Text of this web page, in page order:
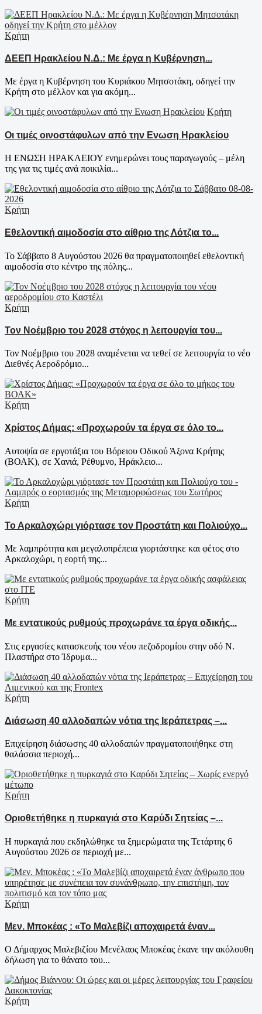
Κρήτη
ΔΕΕΠ Ηρακλείου Ν.Δ.: Με έργα η Κυβέρνηση...
Με έργα η Κυβέρνηση του Κυριάκου Μητσοτάκη, οδηγεί την
Κρήτη στο μέλλον και για ακόμη...
Κρήτη
Οι τιμές οινοστάφυλων από την Ενωση Ηρακλείου
Η ΕΝΩΣΗ ΗΡΑΚΛΕΙΟΥ ενημερώνει τους παραγωγούς – μέλη
της για τις τιμές ανά ποικιλία...
Κρήτη
Εθελοντική αιμοδοσία στο αίθριο της Λότζια το...
Το Σάββατο 8 Αυγούστου 2026 θα πραγματοποιηθεί εθελοντική
αιμοδοσία στο κέντρο της πόλης...
Κρήτη
Τον Νοέμβριο του 2028 στόχος η λειτουργία του...
Τον Νοέμβριο του 2028 αναμένεται να τεθεί σε λειτουργία το νέο
Διεθνές Αεροδρόμιο...
Κρήτη
Χρίστος Δήμας: «Προχωρούν τα έργα σε όλο το...
Αυτοψία σε εργοτάξια του Βόρειου Οδικού Άξονα Κρήτης
(ΒΟΑΚ), σε Χανιά, Ρέθυμνο, Ηράκλειο...
Κρήτη
Το Αρκαλοχώρι γιόρτασε τον Προστάτη και Πολιούχο...
Με λαμπρότητα και μεγαλοπρέπεια γιορτάστηκε και φέτος στο
Αρκαλοχώρι, η εορτή της...
Κρήτη
Με εντατικούς ρυθμούς προχωράνε τα έργα οδικής...
Στις εργασίες κατασκευής του νέου πεζοδρομίου στην οδό Ν.
Πλαστήρα στο Ίδρυμα...
Κρήτη
Διάσωση 40 αλλοδαπών νότια της Ιεράπετρας –...
Επιχείρηση διάσωσης 40 αλλοδαπών πραγματοποιήθηκε στη
θαλάσσια περιοχή...
Κρήτη
Οριοθετήθηκε η πυρκαγιά στο Καρύδι Σητείας –...
Η πυρκαγιά που εκδηλώθηκε τα ξημερώματα της Τετάρτης 6
Αυγούστου 2026 σε περιοχή με...
Κρήτη
Μεν. Μποκέας : «Το Μαλεβίζι αποχαιρετά έναν...
Ο Δήμαρχος Μαλεβιζίου Μενέλαος Μποκέας έκανε την ακόλουθη
δήλωση για το θάνατο του...
Κρήτη